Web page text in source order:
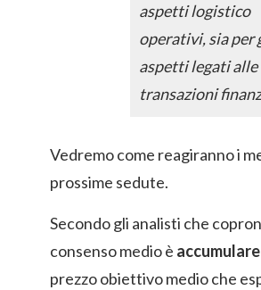
aspetti logistico
operativi, sia per
aspetti legati alle
transazioni
Vedremo come reagiranno i
prossime sedute.
Secondo gli analisti che
consenso medio è accumulare
prezzo obiettivo medio che